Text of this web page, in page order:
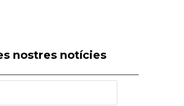
nostres notícies